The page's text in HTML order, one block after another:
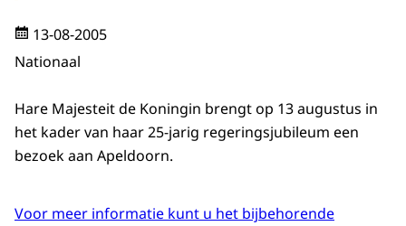
13-08-2005
Nationaal
Hare Majesteit de Koningin brengt op 13 augustus in
het kader van haar 25-jarig regeringsjubileum een
bezoek aan Apeldoorn.
Voor meer informatie kunt u het bijbehorende